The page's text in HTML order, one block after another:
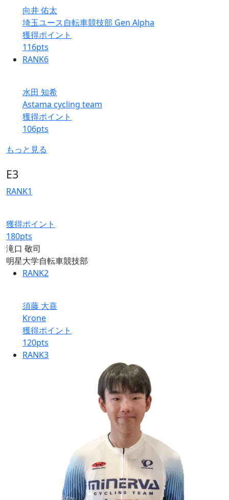
向井 佑太
埼玉ユース自転車競技部 Gen Alpha
獲得ポイント
116pts
RANK6
水田 知希
Astama cycling team
獲得ポイント
106pts
もっと見る
E3
RANK1
獲得ポイント
180pts
滝口 敬司
明星大学自転車競技部
RANK2
須藤 大喜
Krone
獲得ポイント
120pts
RANK3